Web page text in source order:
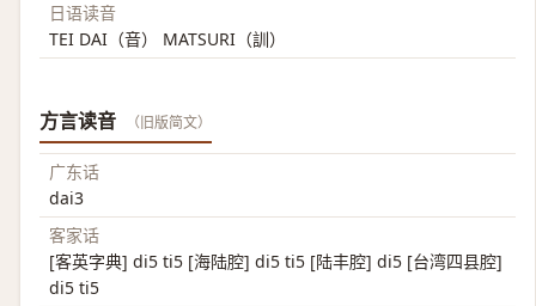
日语读音
TEI DAI（音） MATSURI（訓）
方言读音 （旧版简文）
广东话
dai3
客家话
[客英字典] di5 ti5 [海陆腔] di5 ti5 [陆丰腔] di5 [台湾四县腔]
di5 ti5